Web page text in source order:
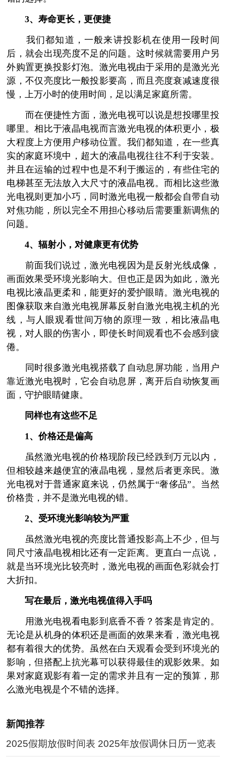
3、寿命更长，更便捷
我们都知道，一般来讲投影机在使用一段时间
后，就会出现亮度不足的问题。这时候就需要用户另
外购置更换投影灯泡。激光电视由于采用的是激光光
源，不仅亮度比一般投影要高，而且亮度衰减速度很
慢，上万小时的使用时间，足以满足家庭所需。
而在便捷性方面，激光电视可以说是想投哪里投
哪里。相比于液晶电视而言激光电视的体积更小，极
大程度上方便用户移动位置。我们都知道，在一些真
实的家庭环境中，超大的液晶电视往往不利于安装。
并且在运输的过程中也是不利于搬运的，有些住宅的
电梯甚至无法放入大尺寸的液晶电视。而相比这些激
光电视则更加小巧，同时激光电视一般都会自带自动
对焦功能，所以完全不用担心移动后需要重新调焦的
问题。
4、辐射小，对健康更有优势
前面我们说过，激光电视因为是反射光线成像，
画面效果受环境光影响大。但也正是因为如此，激光
电视比液晶更柔和，能更好的爱护眼睛。激光电视的
图像获取来自激光电视屏幕反射自激光电视主机的光
线，与人眼观看世间万物的原理一致，相比液晶电
视，对人眼的伤害小，即使长时间观看也不会感到疲
倦。
同时很多激光电视搭载了自动息屏功能，当用户
靠近激光电视时，它会自动息屏，离开后自动恢复画
面，守护眼睛健康。
同样也有这些不足
1、价格还是偏高
虽然激光电视的价格现阶段已经跌到万元以内，
但相较越来越便宜的液晶电视，显然后者更亲民。激
光电视对于普通家庭来说，仍然属于“奢侈品”。当然
价格贵，并不是激光电视的错。
2、受环境光影响较为严重
虽然激光电视的亮度比普通投影高上不少，但与
同尺寸液晶电视相比还有一定距离。更直白一点说，
就是当环境光比较亮时，激光电视的画面色彩就会打
大折扣。
写在最后，激光电视值得入手吗
用激光电视看电影到底香不香？答案是肯定的。
无论是从机身的体积还是画面的效果来看，激光电视
都有着很大的优势。虽然在白天观看会受到环境光的
影响，但搭配上抗光幕可以获得最佳的观影效果。如
果对家庭观影有着一定的需求并且有一定的预算，那
么激光电视是个不错的选择。
新闻推荐
2025假期放假时间表 2025年放假调休日历一览表